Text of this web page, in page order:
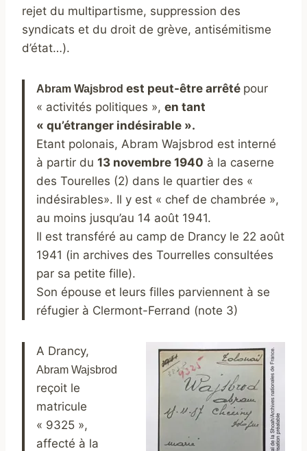
rejet du multipartisme, suppression des
syndicats et du droit de grève, antisémitisme
d’état…).
Abram Wajsbrod est peut-être arrêté pour
« activités politiques », en tant
« qu’étranger indésirable ».
Etant polonais, Abram Wajsbrod est interné
à partir du 13 novembre 1940 à la caserne
des Tourelles (2) dans le quartier des «
indésirables». Il y est « chef de chambrée »,
au moins jusqu’au 14 août 1941.
Il est transféré au camp de Drancy le 22 août
1941 (in archives des Tourrelles consultées
par sa petite fille).
Son épouse et leurs filles parviennent à se
réfugier à Clermont-Ferrand (note 3)
A Drancy,
Abram Wajsbrod
reçoit le
matricule
« 9325 »,
affecté à la